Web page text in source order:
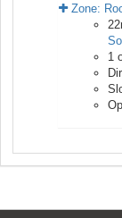
Zone:
22
1